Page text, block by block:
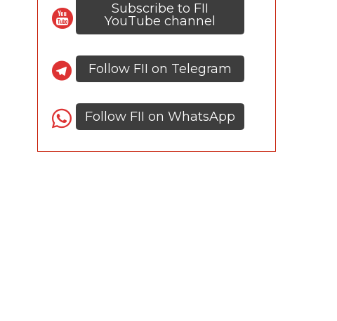
Subscribe to FII
YouTube channel
Follow FII on Telegram
Follow FII on WhatsApp